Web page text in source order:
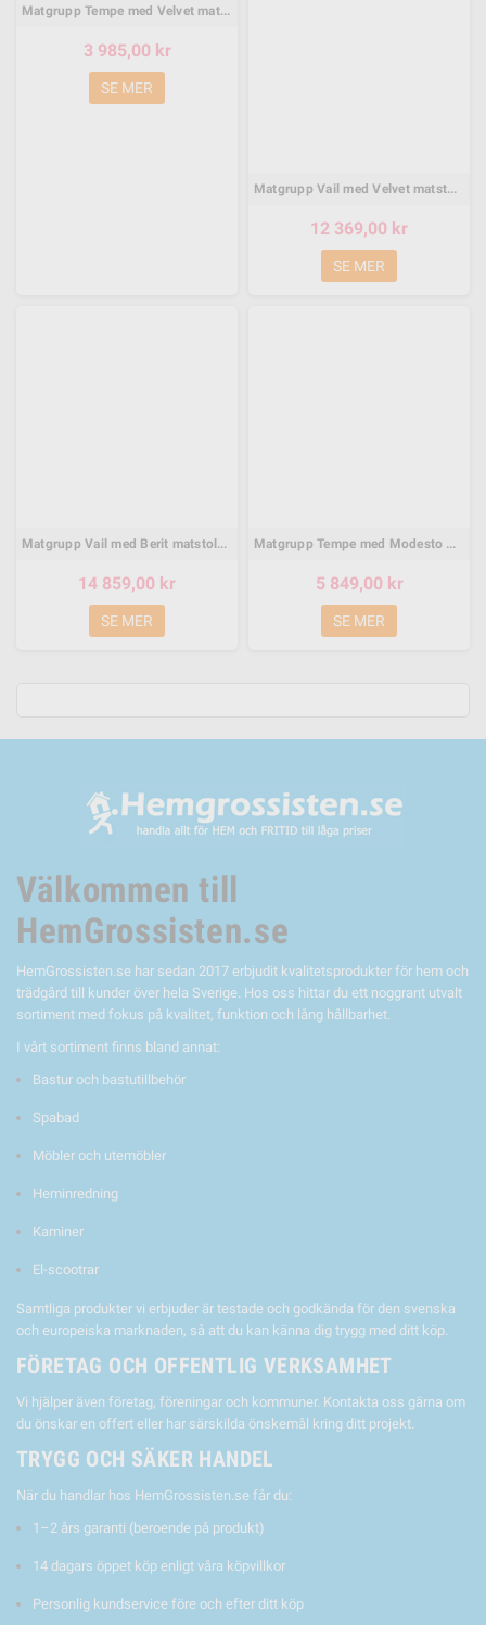
Matgrupp Tempe med Velvet matstolar, 80 × 80 cm
3 985,00 kr
SE MER
Matgrupp Vail med Velvet matstolar, 200 × 100 cm
12 369,00 kr
SE MER
Matgrupp Vail med Berit matstolar, 200 × 100 cm
14 859,00 kr
SE MER
Matgrupp Tempe med Modesto matstolar, 80 × 80 cm
5 849,00 kr
SE MER
Välkommen till
HemGrossisten.se
HemGrossisten.se har sedan 2017 erbjudit kvalitetsprodukter för hem och
trädgård till kunder över hela Sverige. Hos oss hittar du ett noggrant utvalt
sortiment med fokus på kvalitet, funktion och lång hållbarhet.
I vårt sortiment finns bland annat:
Bastur och bastutillbehör
Spabad
Möbler och utemöbler
Heminredning
Kaminer
El-scootrar
Samtliga produkter vi erbjuder är testade och godkända för den svenska
och europeiska marknaden, så att du kan känna dig trygg med ditt köp.
FÖRETAG OCH OFFENTLIG VERKSAMHET
Vi hjälper även företag, föreningar och kommuner. Kontakta oss gärna om
du önskar en offert eller har särskilda önskemål kring ditt projekt.
TRYGG OCH SÄKER HANDEL
När du handlar hos HemGrossisten.se får du:
1–2 års garanti (beroende på produkt)
14 dagars öppet köp enligt våra köpvillkor
Personlig kundservice före och efter ditt köp